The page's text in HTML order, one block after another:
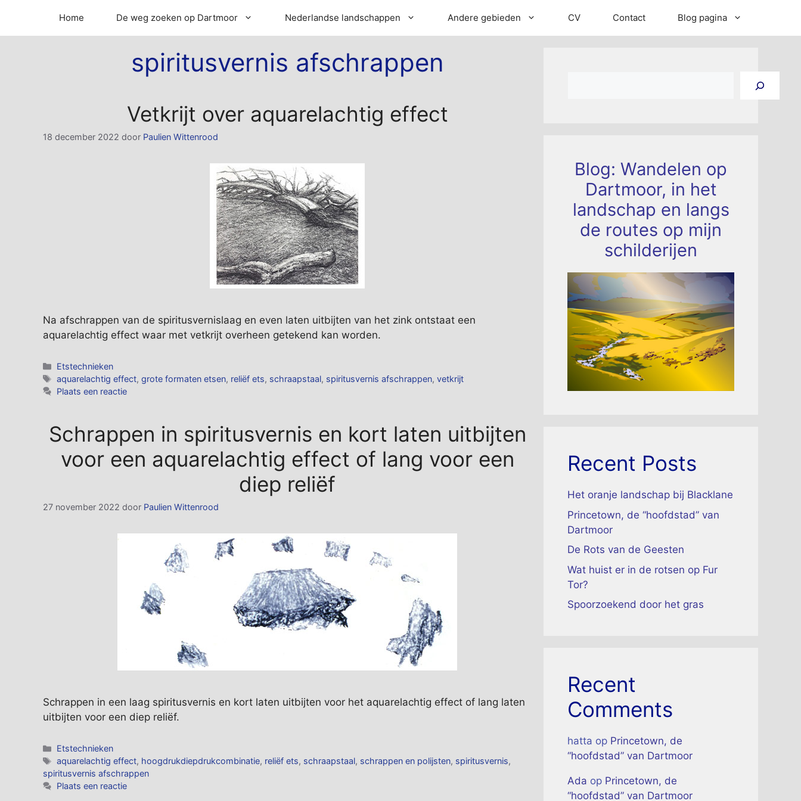
de
Home De weg zoeken op Dartmoor Nederlandse landschappen Andere gebieden CV Contact Blog pagina
spiritusvernis afschrappen
Vetkrijt over aquarelachtig effect
18 december 2022 door Paulien Wittenrood
Na afschrappen van de spiritusvernislaag en even laten uitbijten van het zink ontstaat een
aquarelachtig effect waar met vetkrijt overheen getekend kan worden.
Categorieën
Etstechnieken
Tags
aquarelachtig effect,grote formaten etsen, reliëf ets, schraapstaal, spiritusvernis afschrappen,vetkrijt
Plaats een reactie
Schrappen in spiritusvernis en kort laten uitbijten
voor een aquarelachtig effect of lang voor een
diep reliëf
27 november 2022 door Paulien Wittenrood
Schrappen in een laag spiritusvernis en kort laten uitbijten voor het aquarelachtig effect of lang laten
uitbijten voor een diep reliëf.
Categorieën
Etstechnieken
Tags
aquarelachtig effect, hoogdrukdiepdrukcombinatie, reliëf ets, schraapstaal, schrappen en polijsten, spiritusvernis,
spiritusvernis afschrappen
Plaats een reactie
Blog: Wandelen op
Dartmoor, in het
landschap en langs
de routes op mijn
schilderijen
Recent Posts
Het oranje landschap bij Blacklane
Princetown, de “hoofdstad” van
Dartmoor
De Rots van de Geesten
Wat huist er in de rotsen op Fur
Tor?
Spoorzoekend door het gras
Recent
Comments
hatta op Princetown, de
“hoofdstad” van Dartmoor
Ada op Princetown, de
“hoofdstad” van Dartmoor